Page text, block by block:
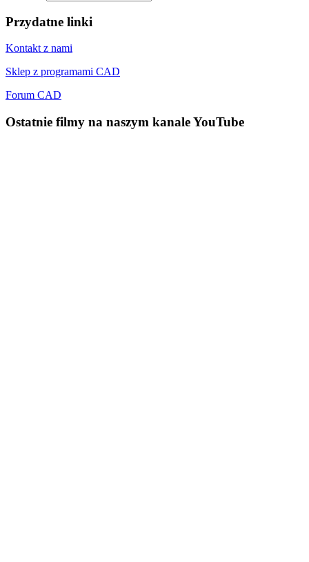
Przydatne linki
Kontakt z nami
Sklep z programami CAD
Forum CAD
Ostatnie filmy na naszym kanale YouTube